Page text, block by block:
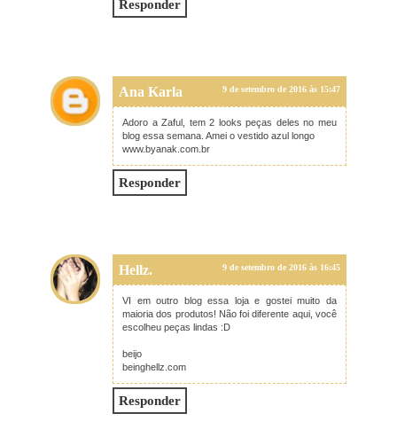
Responder
Ana Karla 9 de setembro de 2016 às 15:47
Adoro a Zaful, tem 2 looks peças deles no meu
blog essa semana. Amei o vestido azul longo
www.byanak.com.br
Responder
Hellz. 9 de setembro de 2016 às 16:45
VI em outro blog essa loja e gostei muito da
maioria dos produtos! Não foi diferente aqui, você
escolheu peças lindas :D
beijo
beinghellz.com
Responder